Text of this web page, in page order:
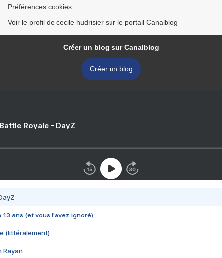
Préférences cookies
Voir le profil de cecile hudrisier sur le portail Canalblog
Créer un blog sur Canalblog
Créer un blog
Royale - DayZ
13 ans (et vous l'avez ignoré)
(littéralement)
Rayan